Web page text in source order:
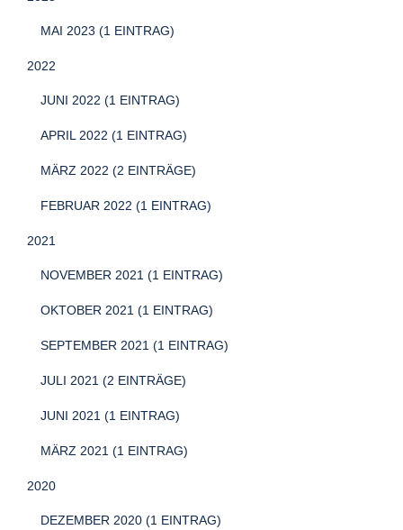
MAI 2023 (1 EINTRAG)
2022
JUNI 2022 (1 EINTRAG)
APRIL 2022 (1 EINTRAG)
MÄRZ 2022 (2 EINTRÄGE)
FEBRUAR 2022 (1 EINTRAG)
2021
NOVEMBER 2021 (1 EINTRAG)
OKTOBER 2021 (1 EINTRAG)
SEPTEMBER 2021 (1 EINTRAG)
JULI 2021 (2 EINTRÄGE)
JUNI 2021 (1 EINTRAG)
MÄRZ 2021 (1 EINTRAG)
2020
DEZEMBER 2020 (1 EINTRAG)